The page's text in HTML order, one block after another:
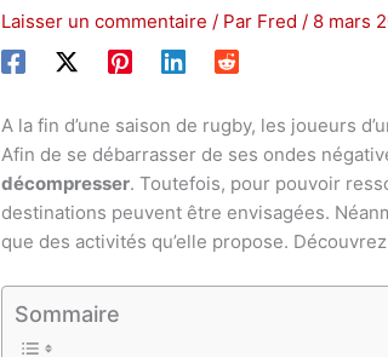
Laisser un commentaire / Par Fred/ 8 mars
A la fin d’une saison de rugby, les joueurs
Afin de se débarrasser de ses ondes
décompresser. Toutefois, pour pouvoir
destinations peuvent être envisagées.
que des activités qu’elle propose.
Sommaire